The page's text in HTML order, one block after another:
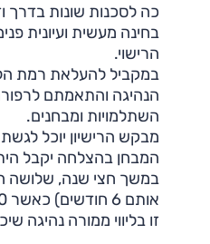
כה לסכנות שונות בדרך
בחינה מעשית ועיונית
הרישוי.
במקביל להעלאת רמת
הנהיגה והתאמתם
השתלמויות ומבחנים.
זו בליווי ממורה נהיגה שיכלול 12 שיעורים בני 40 דקות כל אחד מהם לפחות 6 שיעורים